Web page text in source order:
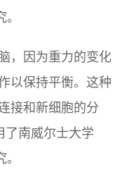
，因为重力的变化
以保持平衡。这种
接和新细胞的分
了南威尔士大学